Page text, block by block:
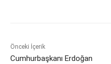
Önceki İçerik
Cumhurbaşkanı Erdoğan